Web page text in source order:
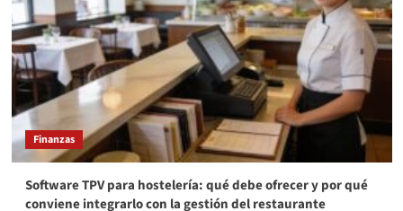
Finanzas
Software TPV para hostelería: qué debe ofrecer y por qué
conviene integrarlo con la gestión del restaurante